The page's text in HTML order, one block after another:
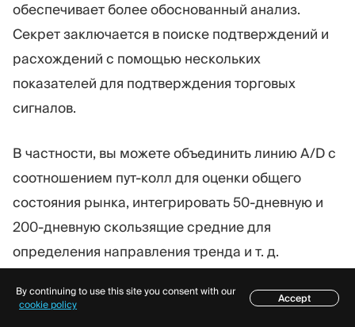
обеспечивает более обоснованный анализ.
Секрет заключается в поиске подтверждений и
расхождений с помощью нескольких
показателей для подтверждения торговых
сигналов.
В частности, вы можете объединить линию A/D с
соотношением пут-колл для оценки общего
состояния рынка, интегрировать 50-дневную и
200-дневную скользящие средние для
определения направления тренда и т. д.
Бэктестинг и оптимизация
Содержание
By continuing to use this site you consent with our
cookie policy
Accept